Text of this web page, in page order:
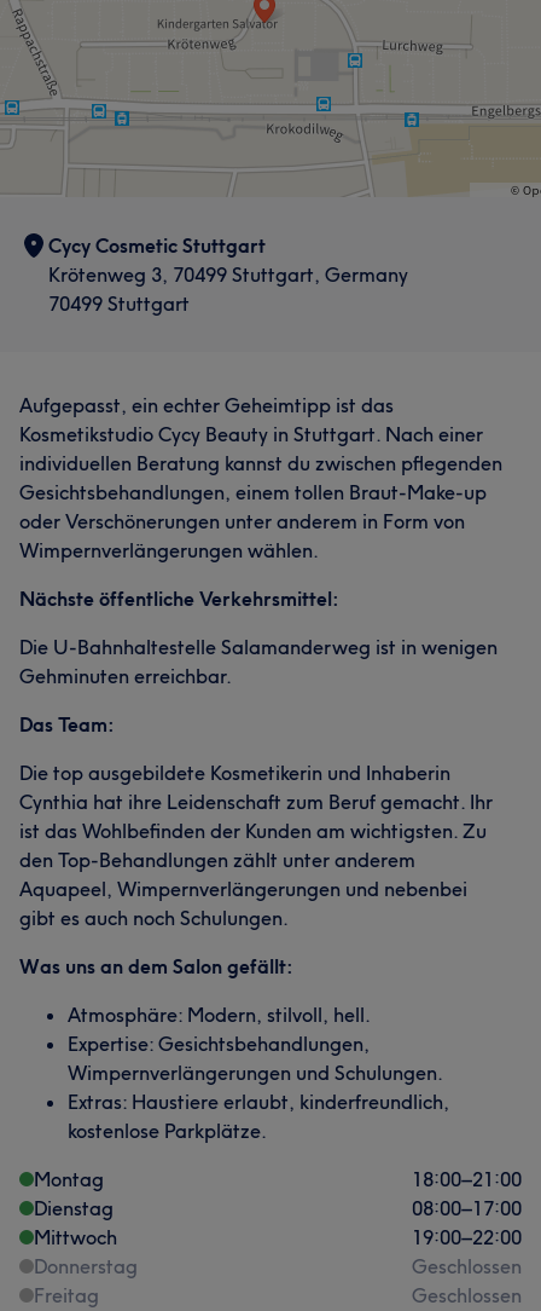
Cycy Cosmetic Stuttgart
Krötenweg 3, 70499 Stuttgart, Germany
70499 Stuttgart
Aufgepasst, ein echter Geheimtipp ist das
Kosmetikstudio Cycy Beauty in Stuttgart. Nach einer
individuellen Beratung kannst du zwischen pflegenden
Gesichtsbehandlungen, einem tollen Braut-Make-up
oder Verschönerungen unter anderem in Form von
Wimpernverlängerungen wählen.
Nächste öffentliche Verkehrsmittel:
Die U-Bahnhaltestelle Salamanderweg ist in wenigen
Gehminuten erreichbar.
Das Team:
Die top ausgebildete Kosmetikerin und Inhaberin
Cynthia hat ihre Leidenschaft zum Beruf gemacht. Ihr
ist das Wohlbefinden der Kunden am wichtigsten. Zu
den Top-Behandlungen zählt unter anderem
Aquapeel, Wimpernverlängerungen und nebenbei
gibt es auch noch Schulungen.
Was uns an dem Salon gefällt:
Atmosphäre: Modern, stilvoll, hell.
Expertise: Gesichtsbehandlungen,
Wimpernverlängerungen und Schulungen.
Extras: Haustiere erlaubt, kinderfreundlich,
kostenlose Parkplätze.
Montag
18:00–21:00
Dienstag
08:00–17:00
Mittwoch
19:00–22:00
Donnerstag
Geschlossen
Freitag
Geschlossen